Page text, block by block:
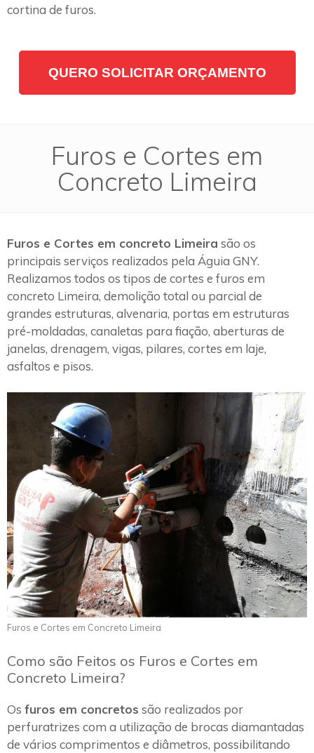
cortina de furos.
QUERO SOLICITAR ORÇAMENTO
Furos e Cortes em
Concreto Limeira
Furos e Cortes em concreto Limeira são os
principais serviços realizados pela Águia GNY.
Realizamos todos os tipos de cortes e furos em
concreto Limeira, demolição total ou parcial de
grandes estruturas, alvenaria, portas em estruturas
pré-moldadas, canaletas para fiação, aberturas de
janelas, drenagem, vigas, pilares, cortes em laje,
asfaltos e pisos.
Furos e Cortes em Concreto Limeira
Como são Feitos os Furos e Cortes em
Concreto Limeira?
Os furos em concretos são realizados por
perfuratrizes com a utilização de brocas diamantadas
de vários comprimentos e diâmetros, possibilitando